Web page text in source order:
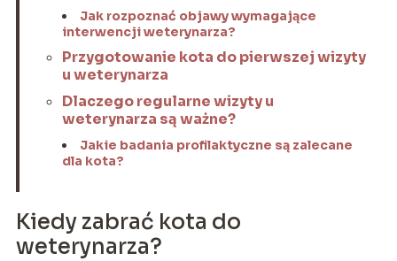
Jak rozpoznać objawy wymagające
interwencji weterynarza?
Przygotowanie kota do pierwszej wizyty
u weterynarza
Dlaczego regularne wizyty u
weterynarza są ważne?
Jakie badania profilaktyczne są zalecane
dla kota?
Kiedy zabrać kota do
weterynarza?